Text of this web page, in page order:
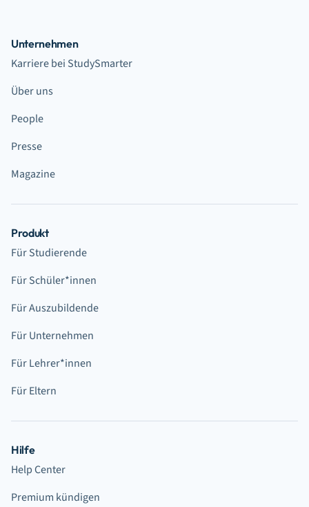
Unternehmen
Karriere bei StudySmarter
Über uns
People
Presse
Magazine
Produkt
Für Studierende
Für Schüler*innen
Für Auszubildende
Für Unternehmen
Für Lehrer*innen
Für Eltern
Hilfe
Help Center
Premium kündigen